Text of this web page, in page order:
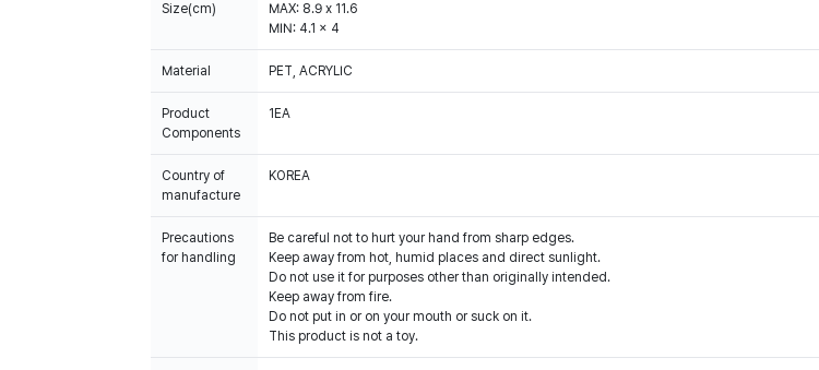
Size(cm)
MAX: 8.9 x 11.6
MIN: 4.1 x 4
Material PET, ACRYLIC
Product
Components
1EA
Country of
manufacture
KOREA
Precautions
for handling
Be careful not to hurt your hand from sharp edges.
Keep away from hot, humid places and direct sunlight.
Do not use it for purposes other than originally intended.
Keep away from fire.
Do not put in or on your mouth or suck on it.
This product is not a toy.